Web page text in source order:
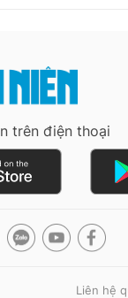
trên điện thoại
Liên hệ